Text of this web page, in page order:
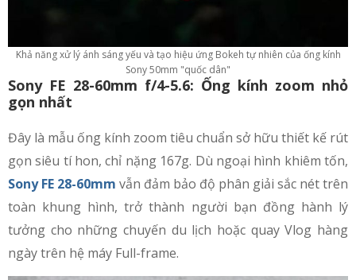
Khả năng xử lý ánh sáng yếu và tạo hiệu ứng Bokeh tự nhiên của ống kính
Sony 50mm "quốc dân"
Sony FE 28-60mm f/4-5.6: Ống kính zoom nhỏ
gọn nhất
Đây là mẫu ống kính zoom tiêu chuẩn sở hữu thiết kế rút
gọn siêu tí hon, chỉ nặng 167g. Dù ngoại hình khiêm tốn,
Sony FE 28-60mm vẫn đảm bảo độ phân giải sắc nét trên
toàn khung hình, trở thành người bạn đồng hành lý
tưởng cho những chuyến du lịch hoặc quay Vlog hàng
ngày trên hệ máy Full-frame.